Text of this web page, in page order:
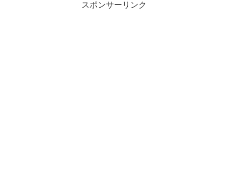
スポンサーリンク